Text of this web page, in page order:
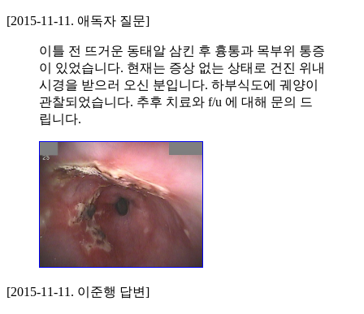
[2015-11-11. 애독자 질문]
이틀 전 뜨거운 동태알 삼킨 후 흉통과 목부위 통증
이 있었습니다. 현재는 증상 없는 상태로 건진 위내
시경을 받으러 오신 분입니다. 하부식도에 궤양이
관찰되었습니다. 추후 치료와 f/u 에 대해 문의 드
립니다.
[2015-11-11. 이준행 답변]